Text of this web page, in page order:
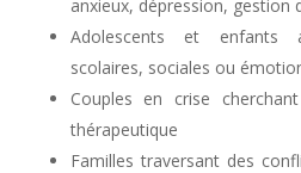
anxieux, dépression, gestion
Adolescents et enfants
scolaires, sociales ou
Couples en crise
thérapeutique
Familles traversant des